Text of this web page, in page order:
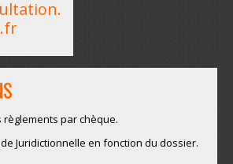
règlements par chèque.
Juridictionnelle en fonction du dossier.